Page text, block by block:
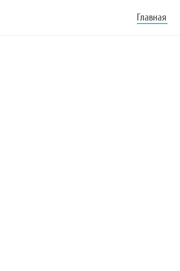
Главная